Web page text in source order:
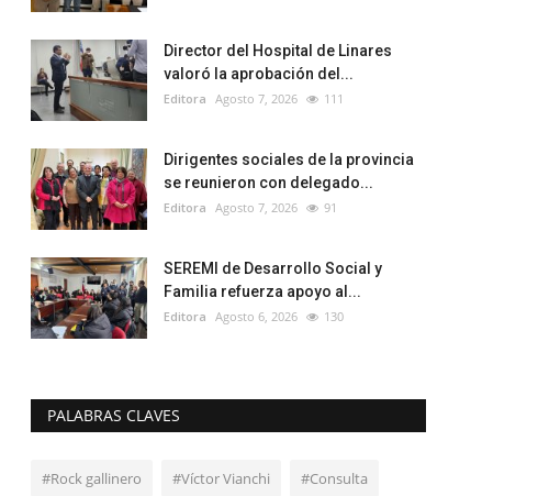
Director del Hospital de Linares
valoró la aprobación del...
Editora Agosto 7, 2026 111
Dirigentes sociales de la provincia
se reunieron con delegado...
Editora Agosto 7, 2026 91
SEREMI de Desarrollo Social y
Familia refuerza apoyo al...
Editora Agosto 6, 2026 130
PALABRAS CLAVES
#Rock gallinero #Víctor Vianchi #Consulta